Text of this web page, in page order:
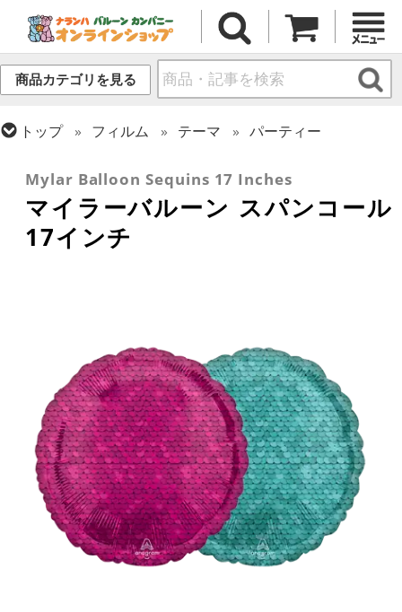
商品カテゴリを見る
トップ フィルム テーマ
パーティー
Mylar Balloon Sequins 17 Inches
マイラーバルーン スパンコール
17インチ